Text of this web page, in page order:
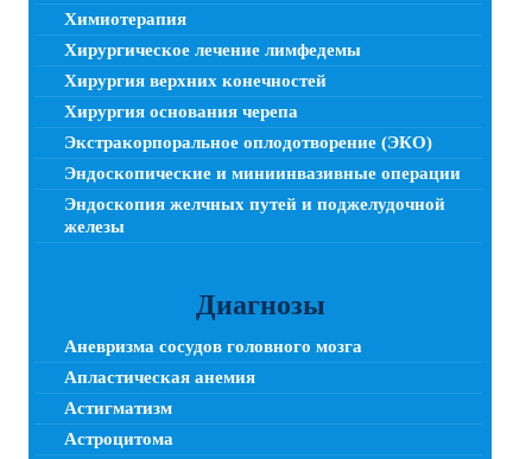
Химиотерапия
Хирургическое лечение лимфедемы
Хирургия верхних конечностей
Хирургия основания черепа
Экстракорпоральное оплодотворение (ЭКО)
Эндоскопические и миниинвазивные операции
Эндоскопия желчных путей и поджелудочной
железы
Диагнозы
Аневризма сосудов головного мозга
Апластическая анемия
Астигматизм
Астроцитома